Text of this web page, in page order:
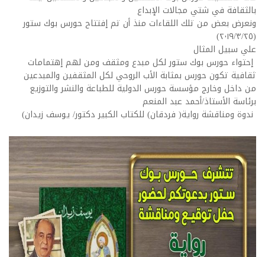
بالثقافة في شتي مجالات الإبداع
ونعرض بعض من تلك اللقاءات منذ أن تم إفتتاح حورس بوك ستور
(٢٠١٩/٣/٢٥)
علي سبيل المثال
إحتواء حورس بوك ستور لكل مبدع ومثقف ومن لهم إهتمامات
ثقافية تكون حورس بمثابة الأب الروحي لكل المثقفين والمبدعين
من داخل وخارج مؤسسة حورس الدولية للطباعة والنشر والتوزيع
برئاسة الأستاذ/أحمد عبد المنعم
ندوة ومناقشة رواية( فردقان) للكتاب الكبير دكتور/ يوسف زيدان)